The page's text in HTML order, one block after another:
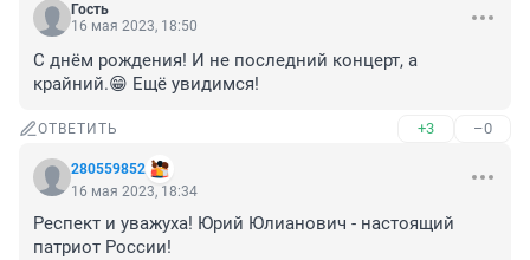
Гость
16 мая 2023, 18:50
С днём рождения! И не последний концерт, а
крайний.😁 Ещё увидимся!
ОТВЕТИТЬ +3 –0
280559852
16 мая 2023, 18:34
Респект и уважуха! Юрий Юлианович - настоящий
патриот России!